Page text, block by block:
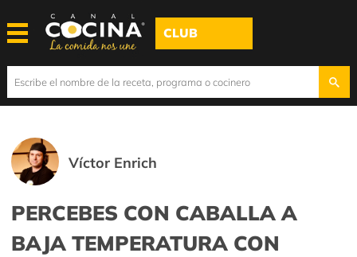
CLUB
Víctor Enrich
PERCEBES CON CABALLA A
BAJA TEMPERATURA CON